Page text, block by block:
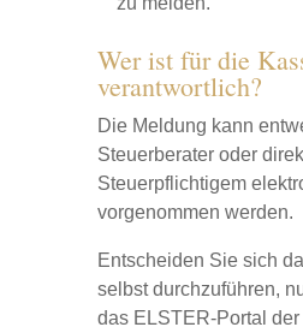
Wer ist für die
verantwortlich?
Die Meldung kann
Steuerberater oder
Steuerpflichtigem
vorgenommen werden.
Entscheiden Sie sich
selbst durchzuführen,
das ELSTER-Portal der